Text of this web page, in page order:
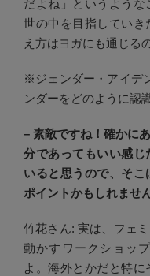
だよね」というような
世の中を目指していき
え方はヨガにも通じる
※ジェンダー・アイデ
ンダーをどのように認
– 素敵ですね！確かに
分であってもいい感
いると思うので、そ
ポイントかもしれませ
竹花さん: 実は、フェ
動かすワークショッ
よ。海外とかだと特